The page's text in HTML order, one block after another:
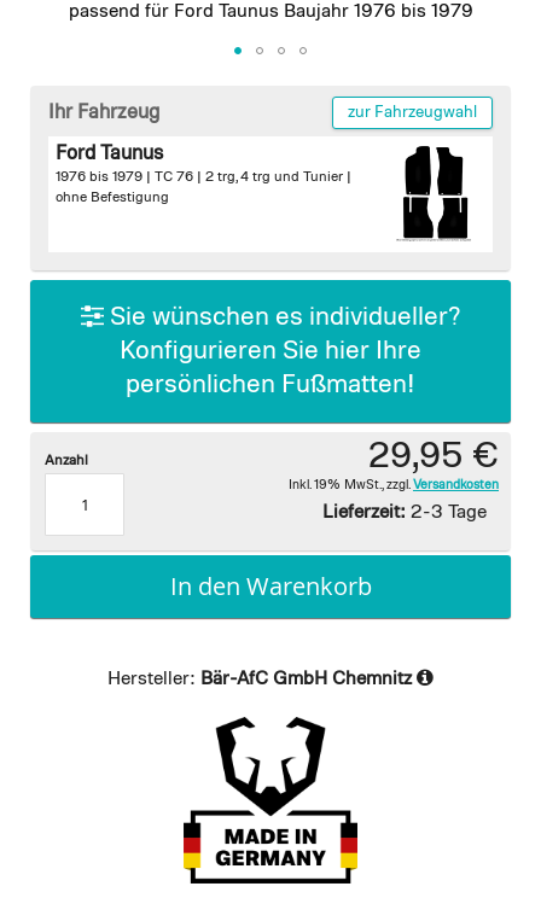
passend für Ford Taunus Baujahr 1976 bis 1979
beginning
gallery
Ihr Fahrzeug zur Fahrzeugwahl
Ford Taunus
1976 bis 1979 | TC 76 | 2 trg, 4 trg und Tunier |
ohne Befestigung
Sie wünschen es individueller?
Konfigurieren Sie hier Ihre
persönlichen Fußmatten!
29,95 €
Inkl. 19% MwSt. zzgl. Versandkosten
Lieferzeit: 2-3 Tage
Anzahl
In den Warenkorb
Hersteller: Bär-AfC GmbH Chemnitz